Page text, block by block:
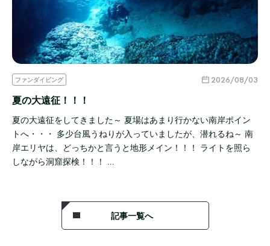
ファンダイビング 2026/08/03
夏の大遠征！！！
夏の大遠征をしてきました～ 夏場はあまり行かない南岸ポイン
トへ・・・ 多少台風うねりが入っていましたが、潜れるね～ 南
岸エリヤは、どっちかと言うと地形メイン！！！ ライトを照ら
しながら洞窟探検！！！ …
記事一覧へ